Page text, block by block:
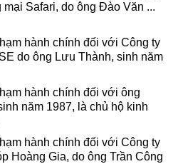
Safari, do ông Đào Văn ...
hành chính đối với Công ty
do ông Lưu Thành, sinh năm
hành chính đối với ông
năm 1987, là chủ hộ kinh
hành chính đối với Công ty
Hoàng Gia, do ông Trần Công